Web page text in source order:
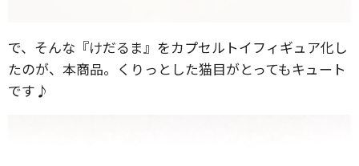
で、そんな『けだるま』をカプセルトイフィギュア化し
たのが、本商品。くりっとした猫目がとってもキュート
です♪